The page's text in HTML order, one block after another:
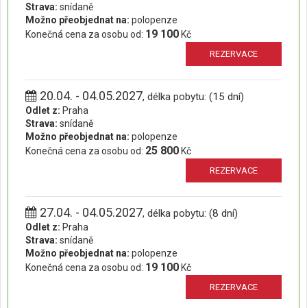
Strava: snídaně
Možno přeobjednat na: polopenze
Konečná cena za osobu od: 19 100 Kč
REZERVACE
20.04. - 04.05.2027, délka pobytu: (15 dní)
Odlet z: Praha
Strava: snídaně
Možno přeobjednat na: polopenze
Konečná cena za osobu od: 25 800 Kč
REZERVACE
27.04. - 04.05.2027, délka pobytu: (8 dní)
Odlet z: Praha
Strava: snídaně
Možno přeobjednat na: polopenze
Konečná cena za osobu od: 19 100 Kč
REZERVACE